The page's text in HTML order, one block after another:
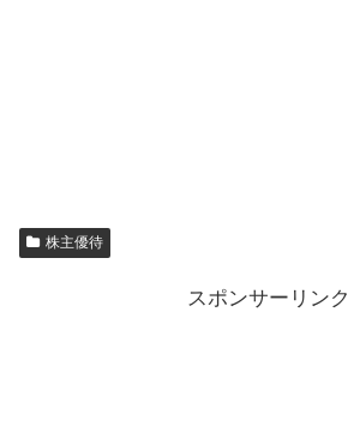
株主優待
スポンサーリンク